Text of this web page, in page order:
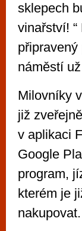
sklepech
vinařství!
náměstí
Milovníky
již
v aplikaci
Google
program,
kterém je
nakupovat.